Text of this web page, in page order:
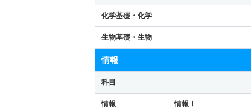
化学基礎・化学
生物基礎・生物
情報
科目
情報 情報Ⅰ